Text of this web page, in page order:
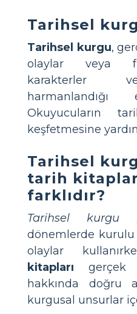
Tarihsel
Tarihsel kurgu,
olaylar veya
karakterler
Okuyucuların
keşfetmesine
Tarihsel
tarih
farklıdır?
Tarihsel kurgu,
dönemlerde
olaylar
kitapları gerçek
hakkında doğru
kurgusal unsurlar